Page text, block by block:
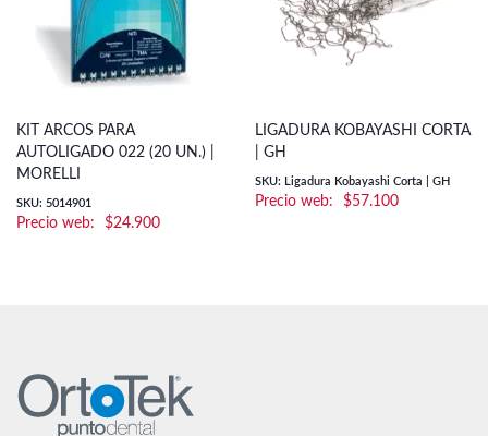
KIT ARCOS PARA
AUTOLIGADO 022 (20 UN.) |
MORELLI
SKU: 5014901
$24.900
LIGADURA KOBAYASHI CORTA
| GH
SKU: Ligadura Kobayashi Corta | GH
$57.100